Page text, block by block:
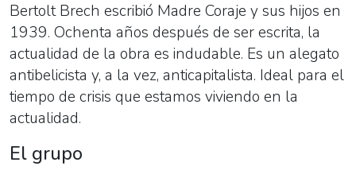
Bertolt Brech escribió Madre Coraje y sus hijos en
1939. Ochenta años después de ser escrita, la
actualidad de la obra es indudable. Es un alegato
antibelicista y, a la vez, anticapitalista. Ideal para el
tiempo de crisis que estamos viviendo en la
actualidad.
El grupo